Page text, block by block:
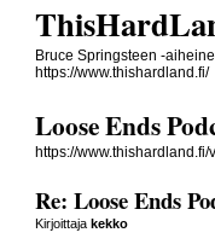
Bruce Springsteen -
https://www.thishardland.fi/
Loose Ends
https://
Re: Loose Ends
Kirjoittajakekko